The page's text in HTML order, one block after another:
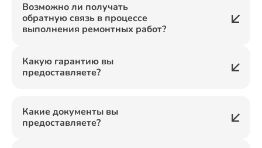
Возможно ли получать
обратную связь в процессе
выполнения ремонтных работ?
Какую гарантию вы
предоставляете?
Какие документы вы
предоставляете?